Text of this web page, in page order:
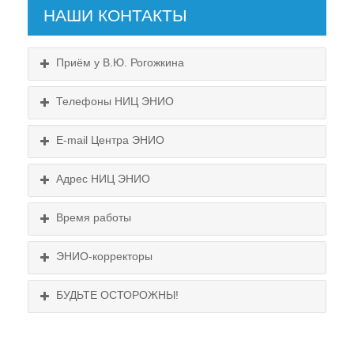
Схема проезда
Выходные:
НАШИ КОНТАКТЫ
Приём у В.Ю. Рогожкина
Телефоны НИЦ ЭНИО
E-mail Центра ЭНИО
Адрес НИЦ ЭНИО
Время работы
ЭНИО-корректоры
БУДЬТЕ ОСТОРОЖНЫ!